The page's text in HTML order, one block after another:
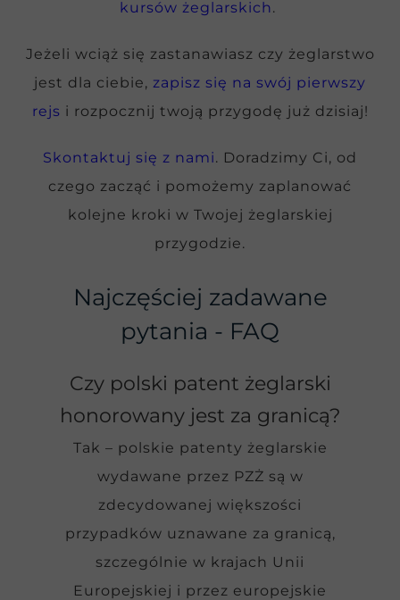
Najczęściej zadawane
pytania - FAQ
Czy polski patent żeglarski
honorowany jest za granicą?
Tak – polskie patenty żeglarskie
wydawane przez PZŻ są w
zdecydowanej większości
przypadków uznawane za granicą,
szczególnie w krajach Unii
Europejskiej i przez europejskie
kursów żeglarskich.
Jeżeli wciąż się zastanawiasz czy żeglarstwo
jest dla ciebie, zapisz się na swój pierwszy
rejs i rozpocznij twoją przygodę już dzisiaj!
Skontaktuj się z nami. Doradzimy Ci, od
czego zacząć i pomożemy zaplanować
kolejne kroki w Twojej żeglarskiej
przygodzie.